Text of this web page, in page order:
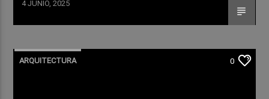
4 JUNIO, 2025
ARQUITECTURA 0